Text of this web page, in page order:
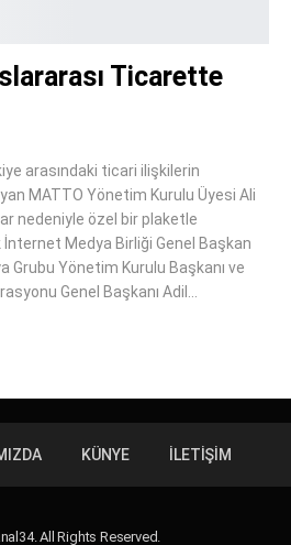
Ticarette
arasındaki ticari ilişkilerin
MATTO Yönetim Kurulu Üyesi Ali
nedeniyle özel bir plaketle
Medya Birliği Genel Başkan
Grubu Yönetim Kurulu Başkanı ve
Genel Başkanı Adil…
KÜNYE İLETIŞIM
All Rights Reserved.